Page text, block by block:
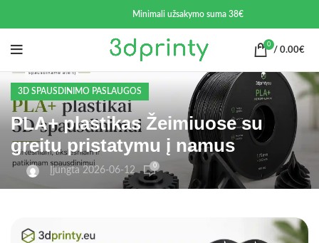
Minimali užsakymo suma 38€
0
/ 0.00€
3D SPAUSDINIMO PASLAUGOS
PLA+ plastikas Žeimiuose su
greitu pristatymu į namus
Įjungta 2026-06-12 0